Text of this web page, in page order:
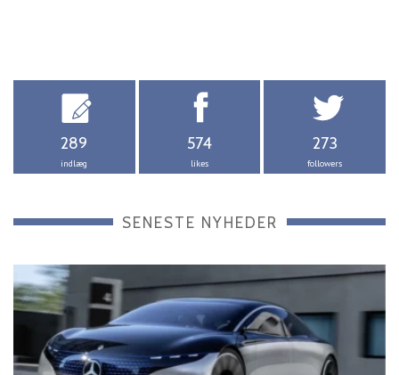
289
indlæg
574
likes
273
followers
SENESTE NYHEDER